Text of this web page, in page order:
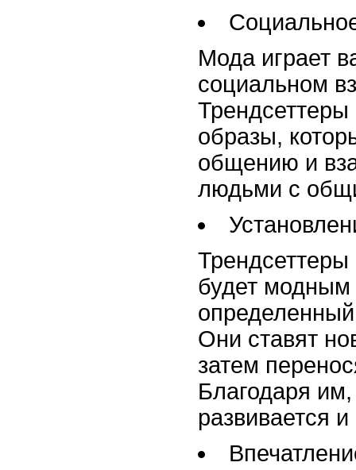
Мода играет
социальном
образы,
общению и
людьми с
Трендсеттеры
будет модным
Они ставят
затем
Благодаря
развивается